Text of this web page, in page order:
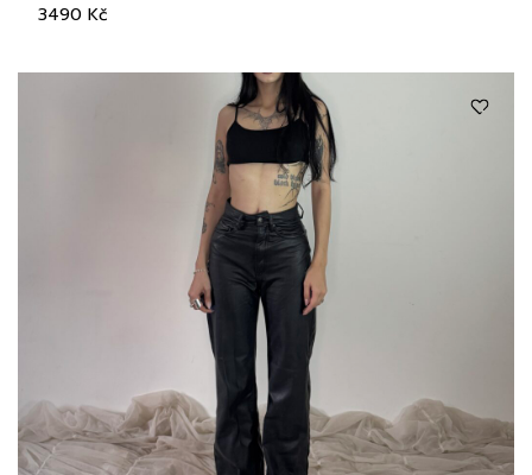
3490 Kč